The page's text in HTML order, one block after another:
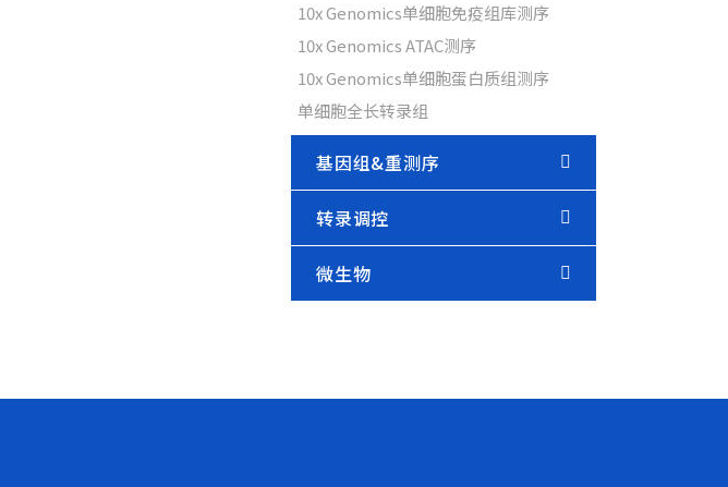
10x Genomics单细胞免疫组库测序
10x Genomics ATAC测序
10x Genomics单细胞蛋白质组测序
单细胞全长转录组
基因组&重测序
转录调控
微生物